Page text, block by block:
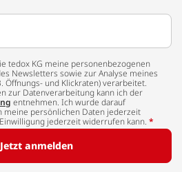
tedox KG meine personenbezogenen
Newsletters sowie zur Analyse meines
Öffnungs- und Klickraten) verarbeitet.
zur Datenverarbeitung kann ich der
entnehmen. Ich wurde darauf
meine persönlichen Daten jederzeit
jederzeit widerrufen kann. *
Jetzt anmelden